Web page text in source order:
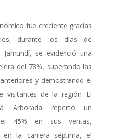
fue creciente gracias
durante los días de
Jamundí, se evidenció una
del 78%, superando las
y demostrando el
visitantes de la región. El
Arborada reportó un
45% en sus ventas,
en la carrera séptima, el